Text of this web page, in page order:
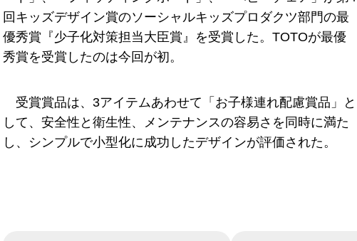
回キッズデザイン賞のソーシャルキッズプロダクツ部門の最
優秀賞『少子化対策担当大臣賞』を受賞した。TOTOが最優
秀賞を受賞したのは今回が初。
受賞賞品は、3アイテムあわせて「お子様連れ配慮賞品」と
して、安全性と衛生性、メンテナンスの容易さを同時に満た
し、シンプルで小型化に成功したデザインが評価された。